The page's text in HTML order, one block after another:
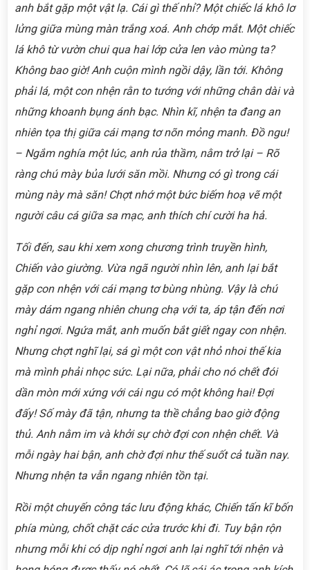
anh bắt gặp một vật lạ. Cái gì thế nhỉ? Một chiếc lá khô lơ
lửng giữa mùng màn trắng xoá. Anh chớp mắt. Một chiếc
lá khô từ vườn chui qua hai lớp cửa len vào mùng ta?
Không bao giờ! Anh cuộn mình ngồi dậy, lần tới. Không
phải lá, một con nhện rằn to tướng với những chân dài và
những khoanh bụng ánh bạc. Nhìn kĩ, nhện ta đang an
nhiên tọa thị giữa cái mạng tơ nõn mỏng manh. Đồ ngu!
– Ngắm nghía một lúc, anh rủa thầm, nằm trở lại – Rõ
ràng chú mày bủa lưới săn mồi. Nhưng có gì trong cái
mùng này mà săn! Chợt nhớ một bức biếm hoạ vẽ một
người câu cá giữa sa mạc, anh thích chí cười ha hả.
Tối đến, sau khi xem xong chương trình truyền hình,
Chiến vào giường. Vừa ngã người nhìn lên, anh lại bắt
gặp con nhện với cái mạng tơ bùng nhùng. Vậy là chú
mày dám ngang nhiên chung chạ với ta, áp tận đến nơi
nghỉ ngơi. Ngứa mắt, anh muốn bắt giết ngay con nhện.
Nhưng chợt nghĩ lại, sá gì một con vật nhỏ nhoi thế kia
mà mình phải nhọc sức. Lại nữa, phải cho nó chết đói
dần mòn mới xứng với cái ngu có một không hai! Đợi
đấy! Số mày đã tận, nhưng ta thề chẳng bao giờ động
thủ. Anh nằm im và khởi sự chờ đợi con nhện chết. Và
mỗi ngày hai bận, anh chờ đợi như thế suốt cả tuần nay.
Nhưng nhện ta vẫn ngang nhiên tồn tại.
Rồi một chuyến công tác lưu động khác, Chiến tấn kĩ bốn
phía mùng, chốt chặt các cửa trước khi đi. Tuy bận rộn
nhưng mỗi khi có dịp nghỉ ngơi anh lại nghĩ tới nhện và